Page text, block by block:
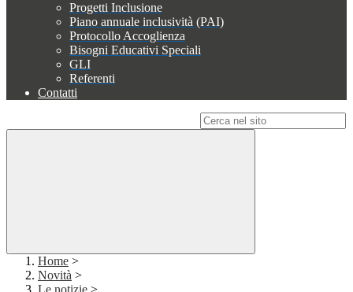
Progetti Inclusione
Piano annuale inclusività (PAI)
Protocollo Accoglienza
Bisogni Educativi Speciali
GLI
Referenti
Contatti
Home >
Novità >